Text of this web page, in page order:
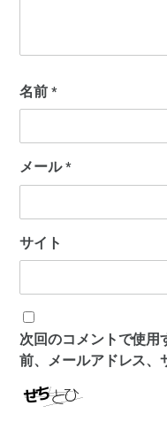
名前*
メール*
サイト
次回のコメントで使用
前、メールアドレス、